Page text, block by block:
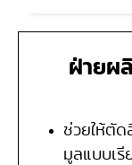
ฝ่ายผ
ช่วยให้ตัด
มูลแบบเรี